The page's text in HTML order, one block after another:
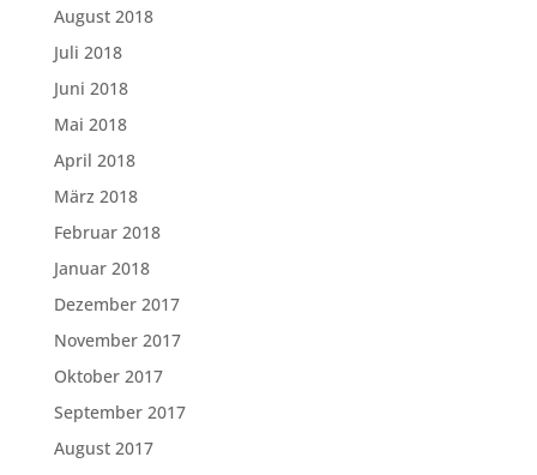
August 2018
Juli 2018
Juni 2018
Mai 2018
April 2018
März 2018
Februar 2018
Januar 2018
Dezember 2017
November 2017
Oktober 2017
September 2017
August 2017